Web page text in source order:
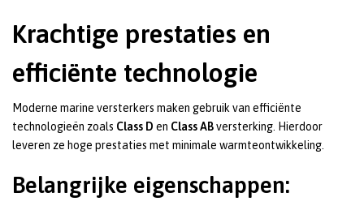
Krachtige prestaties en
efficiënte technologie
Moderne marine versterkers maken gebruik van efficiënte
technologieën zoals Class D en Class ABversterking. Hierdoor
leveren ze hoge prestaties met minimale warmteontwikkeling.
Belangrijke eigenschappen: